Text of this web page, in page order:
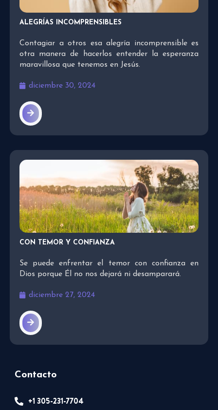
ALEGRÍAS INCOMPRENSIBLES
Contagiar a otros esa alegría incomprensible es
otra manera de hacerlos entender la esperanza
maravillosa que tenemos en Jesús.
diciembre 30, 2024
CON TEMOR Y CONFIANZA
Se puede enfrentar el temor con confianza en
Dios porque Él no nos dejará ni desamparará.
diciembre 27, 2024
Contacto
+1 305-231-7704